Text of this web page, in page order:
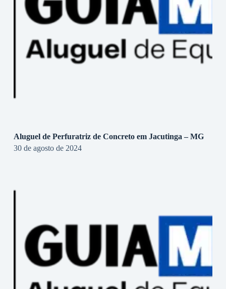
Aluguel de Perfuratriz de Concreto em Jacutinga – MG
30 de agosto de 2024